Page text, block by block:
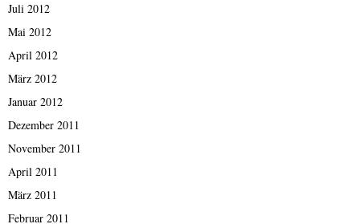
Juli 2012
Mai 2012
April 2012
März 2012
Januar 2012
Dezember 2011
November 2011
April 2011
März 2011
Februar 2011